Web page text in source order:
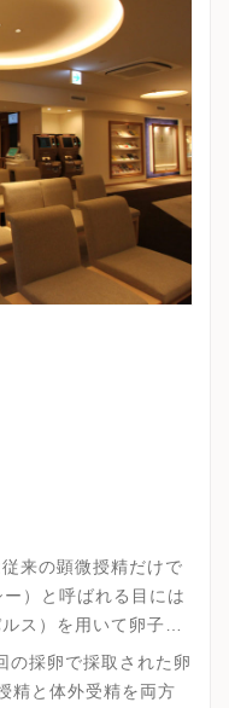
来の顕微授精だけで
）と呼ばれる目には
ス）を用いて卵子の
授精が可能で顕微授
なくすることが可能
の採卵で採取された卵
精と体外受精を両方